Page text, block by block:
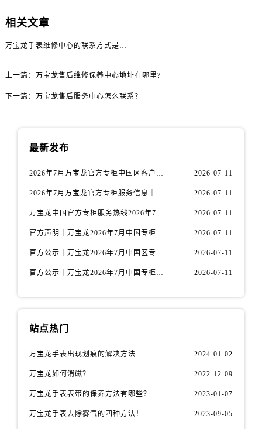
辽宁省锦州市古塔区中央大街万国售后服务中心（需提前预约）
辽宁省沈阳市沈河区中街路137号亨得利名表维修授权店1楼万国售后服务中心（需提前预约）
辽宁省沈阳市沈河区中街路83号亨得利名表维修授权店1楼万国售后服务中心（需提前预约）
内蒙古自治区巴彦淖尔市临河区新华街万国售后服务中心（需提前预约）
相关文章
万宝龙手表维修中心的联系方式是多少？
上一篇： 万宝龙售后维修保养中心地址在哪里?
下一篇： 万宝龙售后服务中心怎么联系？
最新发布
2026年7月万宝龙官方专柜中国区客户服务热线｜专柜信息+客服攻略 2026-07-11
2026年7月万宝龙官方专柜服务信息｜中国区专柜客服电话+官方热线双公开 2026-07-11
万宝龙中国官方专柜服务热线2026年7月最新整理｜专柜信息+客服电话全攻略 2026-07-11
官方声明｜万宝龙2026年7月中国专柜客户服务电话核验，专柜信息准确 2026-07-11
官方公示｜万宝龙2026年7月中国区专柜客服热线已更新，专柜信息全公开 2026-07-11
官方公示｜万宝龙2026年7月中国专柜服务热线升级公告（附专柜信息） 2026-07-11
站点热门
万宝龙手表出现划痕的解决方法 2024-01-02
万宝龙如何消磁？ 2022-12-09
万宝龙手表表带的保养方法有哪些？ 2023-01-07
万宝龙手表去除雾气的四种方法！ 2023-09-05